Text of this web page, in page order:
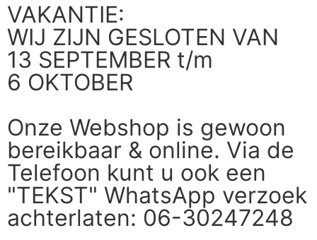
VAKANTIE:
WIJ ZIJN GESLOTEN VAN
13 SEPTEMBER t/m
6 OKTOBER
Onze Webshop is gewoon
bereikbaar & online. Via de
Telefoon kunt u ook een
"TEKST" WhatsApp verzoek
achterlaten: 06-30247248